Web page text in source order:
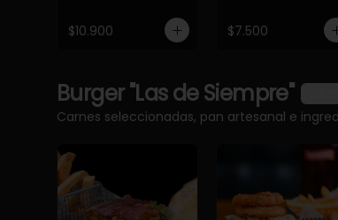
$10.900 $7.500
Burger "Las de Siempre"
Carnes seleccionadas, pan artesanal e